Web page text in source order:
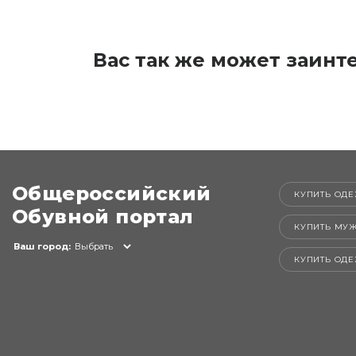
Вас так же может
Общероссийский
Обувной портал
Ваш город: Выбрать
КУПИТЬ
КУПИТЬ
КУПИТЬ